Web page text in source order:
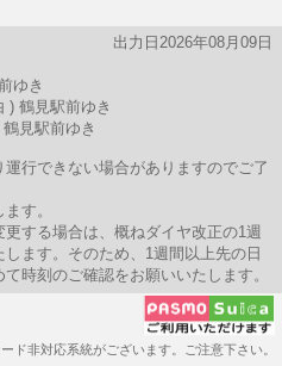
出力日2026年08月09日
ゆき
) 鶴見駅前ゆき
見駅前ゆき
行できない場合がありますのでご了
す。
する場合は、概ねダイヤ改正の1週
ます。そのため、1週間以上先の日
時刻のご確認をお願いいたします。
ド非対応系統がございます。ご注意下さい。